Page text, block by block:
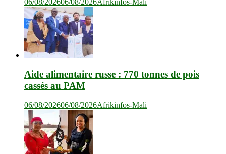
Aide alimentaire russe : 770 tonnes de pois
cassés au PAM
06/08/202606/08/2026Afrikinfos-Mali